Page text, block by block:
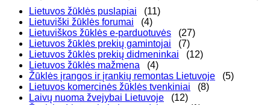
Lietuvos žūklės puslapiai
(11)
Lietuviški žūklės forumai
(4)
Lietuviškos žūklės e-parduotuvės
(27)
Lietuvos žūklės prekių gamintojai
(7)
Lietuvos žūklės prekių didmeninkai
(12)
Lietuvos žūklės mažmena
(4)
Žūklės įrangos ir įrankių remontas Lietuvoje
(5)
Lietuvos komercinės žūklės tvenkiniai
(8)
Laivų nuoma žvejybai Lietuvoje
(12)